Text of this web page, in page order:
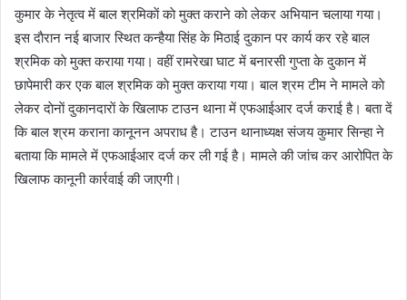
कुमार के नेतृत्व में बाल श्रमिकाें काे मुक्त कराने काे लेकर अभियान चलाया गया।
इस दाैरान नई बाजार स्थित कन्हैया सिंह के मिठाई दुकान पर कार्य कर रहे बाल
श्रमिक काे मुक्त कराया गया। वहीं रामरेखा घाट में बनारसी गुप्ता के दुकान में
छापेमारी कर एक बाल श्रमिक काे मुक्त कराया गया। बाल श्रम टीम ने मामले काे
लेकर दाेनाें दुकानदाराें के खिलाफ टाउन थाना में एफआईआर दर्ज कराई है। बता दें
कि बाल श्रम कराना कानूनन अपराध है। टाउन थानाध्यक्ष संजय कुमार सिन्हा ने
बताया कि मामले में एफआईआर दर्ज कर ली गई है। मामले की जांच कर आरोपित के
खिलाफ कानूनी कार्रवाई की जाएगी।